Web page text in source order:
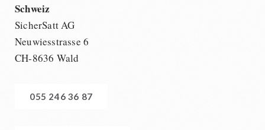
Schweiz
SicherSatt AG
Neuwiesstrasse 6
CH-8636 Wald
055 246 36 87